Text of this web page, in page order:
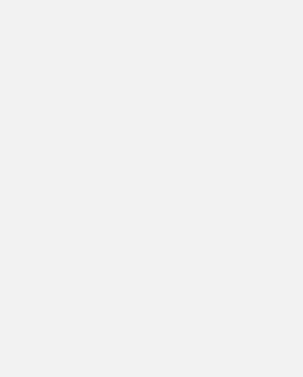
2024 (PDF)